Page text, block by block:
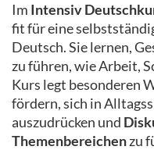
Im Intensiv
fit für eine
Deutsch. Sie lernen,
zu führen, wie Arbeit,
Kurs legt besonderen
fördern, sich in
auszudrücken und
Themenbereichenzu